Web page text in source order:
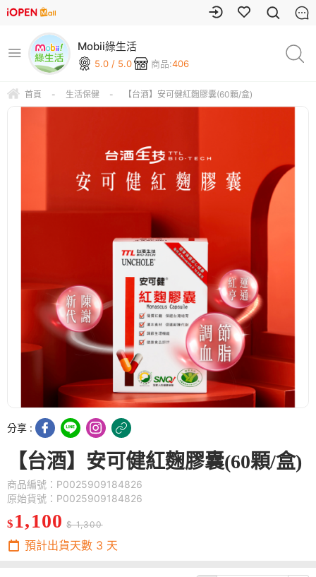
Mobii綠生活
5.0 / 5.0 商品:406
首頁 - 生活保健 - 【台酒】安可健紅麴膠囊(60顆/盒)
分享 :
【台酒】安可健紅麴膠囊(60顆/盒)
商品編號：P0025909184826
原始貨號：P0025909184826
$ 1,100 $ 1,300
預計出貨天數 3 天